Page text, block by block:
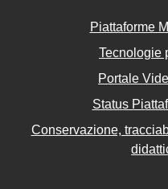
Piattaforme
Tecnologie
Portale
Status
Conservazione,